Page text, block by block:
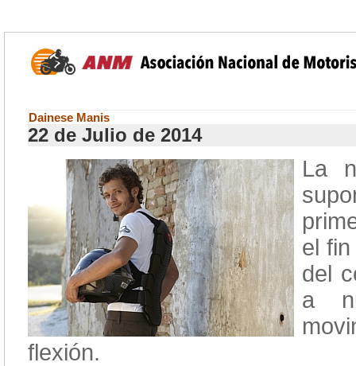
Dainese Manis
22 de Julio de 2014
La
el
del
a
flexión.